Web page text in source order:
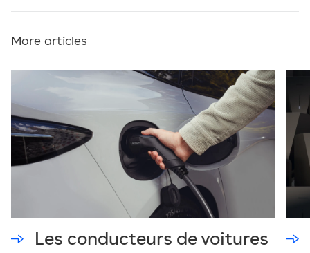
More articles
Les conducteurs de voitures